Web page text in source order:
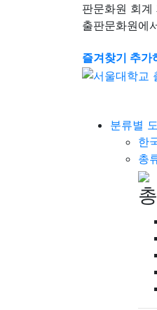
판문화원 회
출판문화원에
즐겨찾기 추가
분류별
한
총